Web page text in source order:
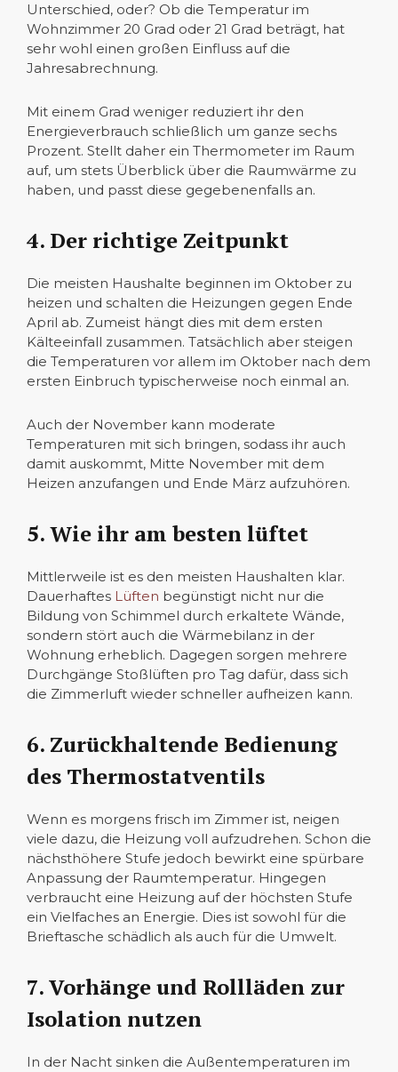
Unterschied, oder? Ob die Temperatur im
Wohnzimmer 20 Grad oder 21 Grad beträgt, hat
sehr wohl einen großen Einfluss auf die
Jahresabrechnung.
Mit einem Grad weniger reduziert ihr den
Energieverbrauch schließlich um ganze sechs
Prozent. Stellt daher ein Thermometer im Raum
auf, um stets Überblick über die Raumwärme zu
haben, und passt diese gegebenenfalls an.
4. Der richtige Zeitpunkt
Die meisten Haushalte beginnen im Oktober zu
heizen und schalten die Heizungen gegen Ende
April ab. Zumeist hängt dies mit dem ersten
Kälteeinfall zusammen. Tatsächlich aber steigen
die Temperaturen vor allem im Oktober nach dem
ersten Einbruch typischerweise noch einmal an.
Auch der November kann moderate
Temperaturen mit sich bringen, sodass ihr auch
damit auskommt, Mitte November mit dem
Heizen anzufangen und Ende März aufzuhören.
5. Wie ihr am besten lüftet
Mittlerweile ist es den meisten Haushalten klar.
Dauerhaftes Lüften begünstigt nicht nur die
Bildung von Schimmel durch erkaltete Wände,
sondern stört auch die Wärmebilanz in der
Wohnung erheblich. Dagegen sorgen mehrere
Durchgänge Stoßlüften pro Tag dafür, dass sich
die Zimmerluft wieder schneller aufheizen kann.
6. Zurückhaltende Bedienung
des Thermostatventils
Wenn es morgens frisch im Zimmer ist, neigen
viele dazu, die Heizung voll aufzudrehen. Schon die
nächsthöhere Stufe jedoch bewirkt eine spürbare
Anpassung der Raumtemperatur. Hingegen
verbraucht eine Heizung auf der höchsten Stufe
ein Vielfaches an Energie. Dies ist sowohl für die
Brieftasche schädlich als auch für die Umwelt.
7. Vorhänge und Rollläden zur
Isolation nutzen
In der Nacht sinken die Außentemperaturen im